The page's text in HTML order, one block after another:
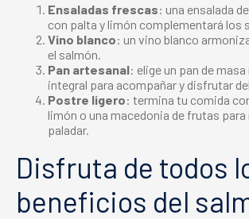
Ensaladas frescas: una ensalada
con palta y limón complementará los
Vino blanco: un vino blanco
el salmón.
Pan artesanal: elige un pan de
integral para acompañar y disfrutar
Postre ligero: termina tu comida
limón o una macedonia de frutas para
paladar.
Disfruta de todos
beneficios del